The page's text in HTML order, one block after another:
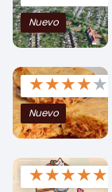
Nuevo
★★★★★
Nuevo
★★★★★